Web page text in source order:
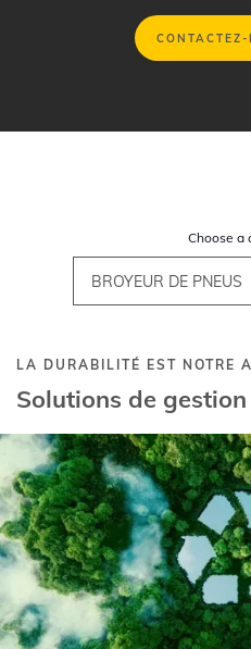
CONTACTEZ-
Choose a
LA DURABILITÉ EST NOTRE
Solutions de